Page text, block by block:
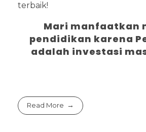
terbaik!
Mari manfaatkan
pendidikan karena
adalah investasi
Read More